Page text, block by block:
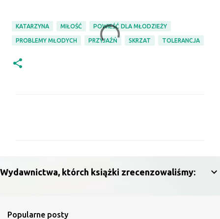
KATARZYNA MIŁOŚĆ POWIEŚĆ DLA MŁODZIEŻY
PROBLEMY MŁODYCH PRZYJAŹŃ SKRZAT TOLERANCJA
t
Wydawnictwa, którch książki zrecenzowaliśmy:
Popularne posty